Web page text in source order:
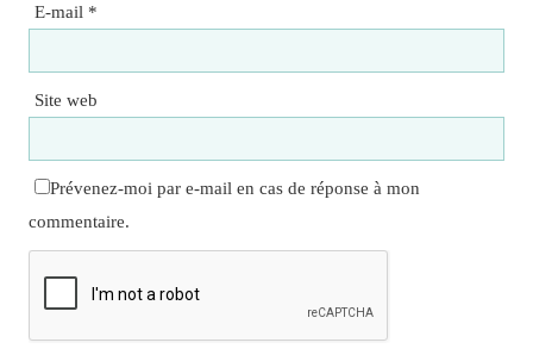
E-mail *
Site web
Prévenez-moi par e-mail en cas de réponse à mon
commentaire.